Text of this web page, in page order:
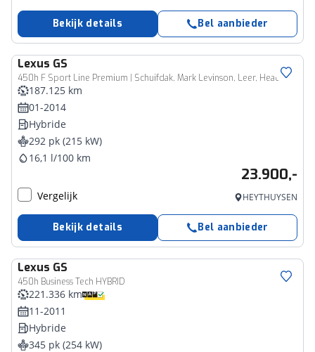
Bekijk details Bel aanbieder
Lexus GS
450h F Sport Line Premium | Schuifdak, Mark Levinson, Leer, Head up display, Stoelventilatie, Adaptive cruise control
187.125 km
01-2014
Hybride
292 pk (215 kW)
16,1 l/100 km
23.900,-
Vergelijk HEYTHUYSEN
Bekijk details Bel aanbieder
Lexus GS
450h Business Tech HYBRID
221.336 km
11-2011
Hybride
345 pk (254 kW)